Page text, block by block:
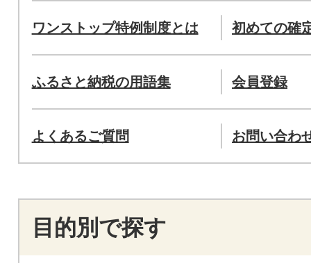
ワンストップ特例制度とは 初めての確
ふるさと納税の用語集 会員登録
よくあるご質問 お問い合わ
目的別で探す